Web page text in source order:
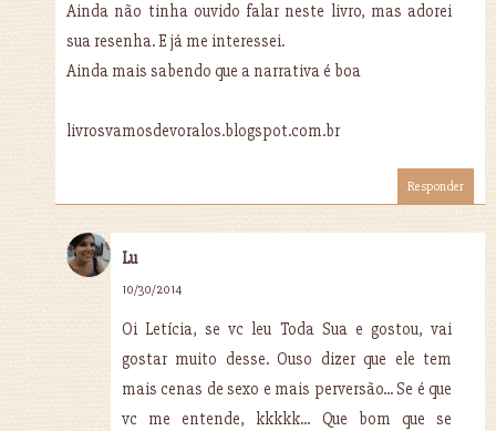
Ainda não tinha ouvido falar neste livro, mas adorei
sua resenha. E já me interessei.
Ainda mais sabendo que a narrativa é boa
livrosvamosdevoralos.blogspot.com.br
Responder
Lu
10/30/2014
Oi Letícia, se vc leu Toda Sua e gostou, vai
gostar muito desse. Ouso dizer que ele tem
mais cenas de sexo e mais perversão... Se é que
vc me entende, kkkkk... Que bom que se